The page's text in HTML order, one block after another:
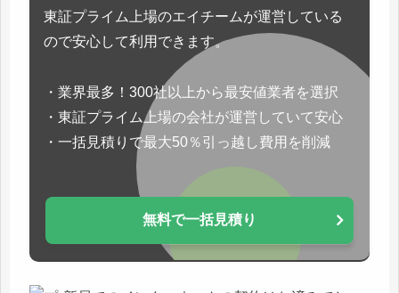
東証プライム上場のエイチームが運営している
ので安心して利用できます。
・業界最多！300社以上から最安値業者を選択
・東証プライム上場の会社が運営していて安心
・一括見積りで最大50％引っ越し費用を削減
無料で一括見積り